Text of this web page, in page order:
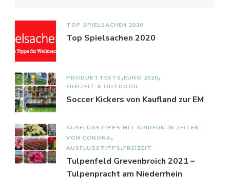
TOP SPIELSACHEN 2020
Top Spielsachen 2020
PRODUKTTESTS EURO 2020
FREIZEIT & OUTDOOR
Soccer Kickers von Kaufland zur EM
AUSFLUGSTIPPS MIT KINDERN IN ZEITEN
VON CORONA
AUSFLUGSTIPPS FREIZEIT
Tulpenfeld Grevenbroich 2021 –
Tulpenpracht am Niederrhein